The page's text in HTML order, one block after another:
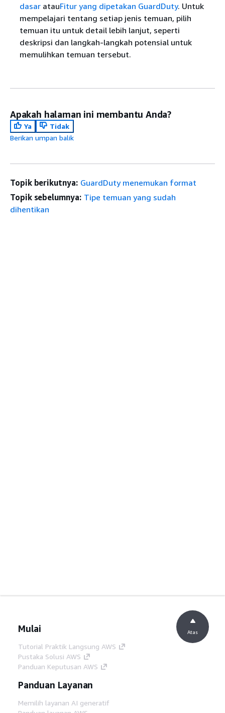
dasaratauFitur yang dipetakan GuardDuty. Untuk
mempelajari tentang setiap jenis temuan, pilih
temuan itu untuk detail lebih lanjut, seperti
deskripsi dan langkah-langkah potensial untuk
memulihkan temuan tersebut.
Apakah halaman ini membantu Anda?
Ya
Tidak
Berikan umpan balik
Topik berikutnya: GuardDuty menemukan format
Topik sebelumnya: Tipe temuan yang sudah
dihentikan
Mulai
Tutorial Praktik Langsung AWS
Pustaka Solusi AWS
Panduan Keputusan AWS
Panduan Layanan
Memilih layanan AI generatif
Atas